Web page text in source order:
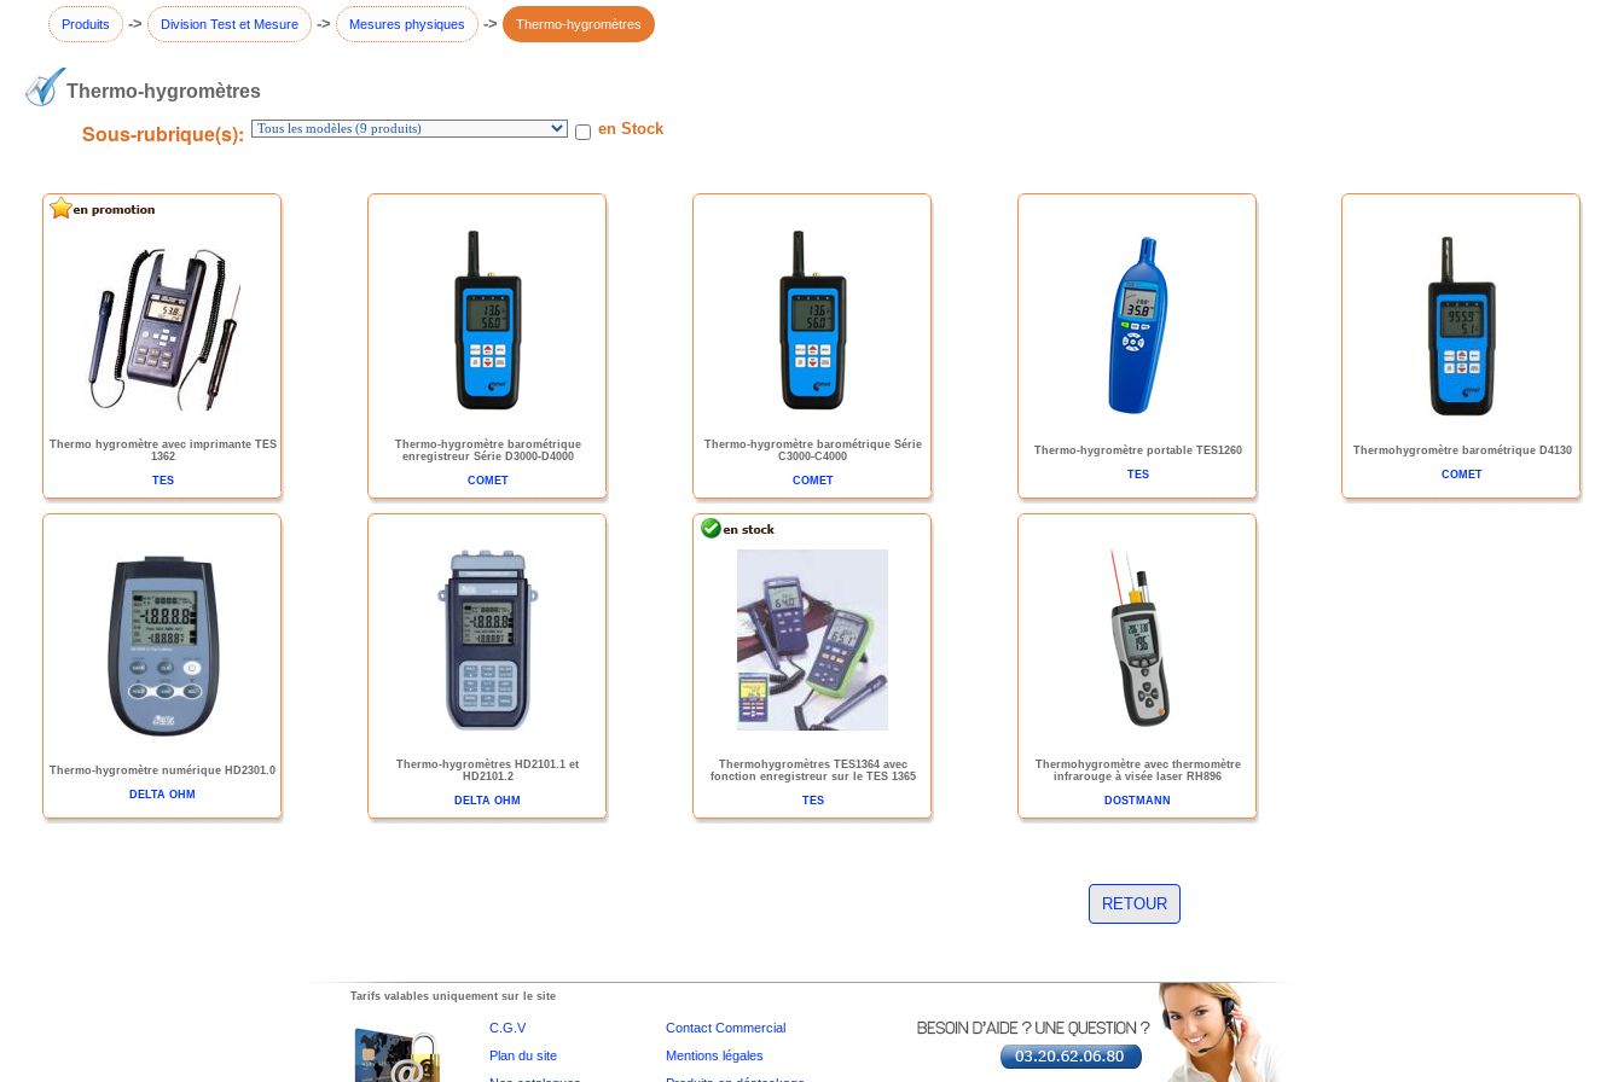
Produits -> Division Test et Mesure -> Mesures physiques -> Thermo-hygromètres
Thermo-hygromètres
Sous-rubrique(s): en Stock
Thermo hygromètre avec imprimante TES
1362
TES
Thermo-hygromètre barométrique
enregistreur Série D3000-D4000
COMET
Thermo-hygromètre barométrique Série
C3000-C4000
COMET
Thermo-hygromètre portable TES1260
TES
Thermohygromètre barométrique D4130
COMET
Thermo-hygromètre numérique HD2301.0
DELTA OHM
Thermo-hygromètres HD2101.1 et
HD2101.2
DELTA OHM
Thermohygromètres TES1364 avec
fonction enregistreur sur le TES 1365
TES
Thermohygromètre avec thermomètre
infrarouge à visée laser RH896
DOSTMANN
RETOUR
Tarifs valables uniquement sur le site
C.G.V
Contact Commercial
Plan du site
Mentions légales